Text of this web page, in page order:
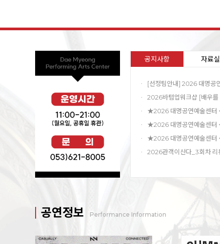
공지사항 자료실
공연정보 Performance Information